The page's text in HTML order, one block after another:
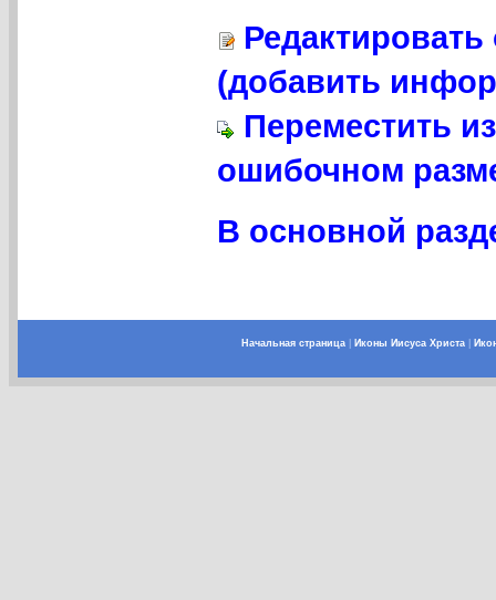
(добавить
Переместить
ошибочном
В основной
Начальная страница| Иконы Иисуса Христа|